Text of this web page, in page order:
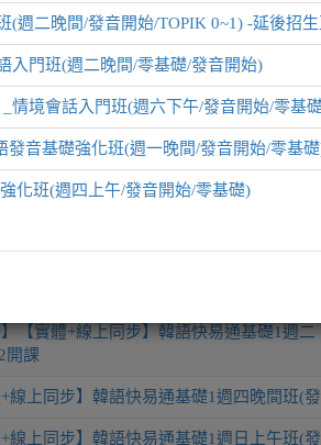
系列
【實體+線上同步】韓語快易通基礎1週
開課
+線上同步】韓語快易通基礎1週四晚間班(
+線上同步】韓語快易通基礎1週日上午班(
(週二晚間/發音開始/TOPIK 0~1) -延後招
入門班(週二晚間/零基礎/發音開始)
情境會話入門班(週六下午/發音開始/零基
發音基礎強化班(週一晚間/發音開始/零基
化班(週四上午/發音開始/零基礎)